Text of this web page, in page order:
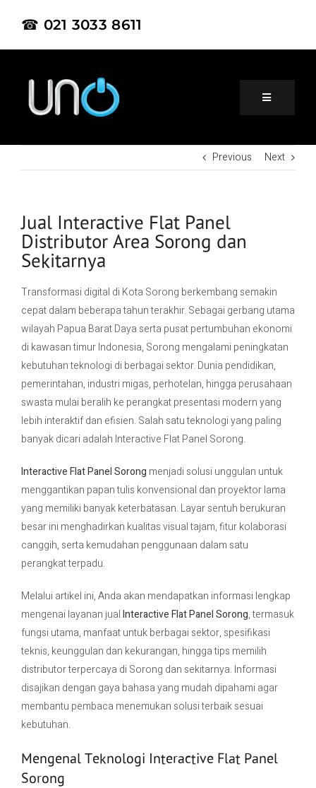
☎ 021 3033 8611
Home
Project
Contact Us
Previous Next
Jual Interactive Flat Panel
Distributor Area Sorong dan
Sekitarnya
Transformasi digital di Kota Sorong berkembang semakin
cepat dalam beberapa tahun terakhir. Sebagai gerbang utama
wilayah Papua Barat Daya serta pusat pertumbuhan ekonomi
di kawasan timur Indonesia, Sorong mengalami peningkatan
kebutuhan teknologi di berbagai sektor. Dunia pendidikan,
pemerintahan, industri migas, perhotelan, hingga perusahaan
swasta mulai beralih ke perangkat presentasi modern yang
lebih interaktif dan efisien. Salah satu teknologi yang paling
banyak dicari adalah Interactive Flat Panel Sorong.
Interactive Flat Panel Sorong menjadi solusi unggulan untuk
menggantikan papan tulis konvensional dan proyektor lama
yang memiliki banyak keterbatasan. Layar sentuh berukuran
besar ini menghadirkan kualitas visual tajam, fitur kolaborasi
canggih, serta kemudahan penggunaan dalam satu
perangkat terpadu.
Melalui artikel ini, Anda akan mendapatkan informasi lengkap
mengenai layanan jualInteractive Flat Panel Sorong, termasuk
fungsi utama, manfaat untuk berbagai sektor, spesifikasi
teknis, keunggulan dan kekurangan, hingga tips memilih
distributor terpercaya di Sorong dan sekitarnya. Informasi
disajikan dengan gaya bahasa yang mudah dipahami agar
membantu pembaca menemukan solusi terbaik sesuai
kebutuhan.
Mengenal Teknologi Interactive Flat Panel
Sorong